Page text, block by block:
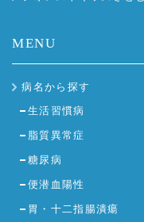
MENU
病名から探す
生活習慣病
脂質異常症
糖尿病
便潜血陽性
胃・十二指腸潰瘍